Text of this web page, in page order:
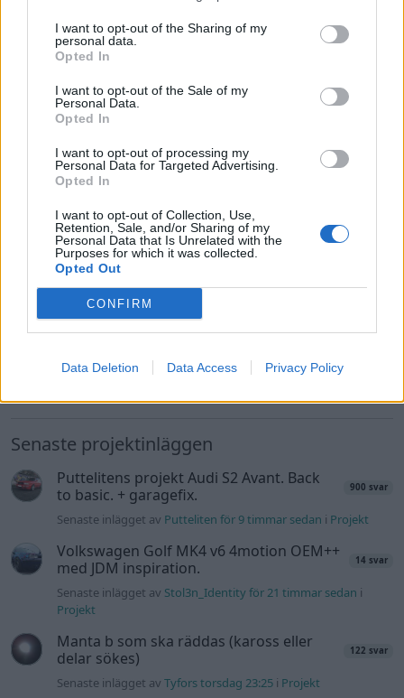
I want to opt-out of the Sharing of my
personal data.
Opted In
I want to opt-out of the Sale of my
Personal Data.
Opted In
I want to opt-out of processing my
Personal Data for Targeted Advertising.
Opted In
I want to opt-out of Collection, Use,
Retention, Sale, and/or Sharing of my
Personal Data that Is Unrelated with the
Purposes for which it was collected.
Opted Out
CONFIRM
Data Deletion Data Access Privacy Policy
hybridbilar
Ni som kör HEV eller PHEV ? är ni nöjda?
Senaste inlägget av kaykay Igår 07:23 El- och hybridbilar
244 motorbyte till d5252t
(Avancerad)
Passat -13 2.0tdi DSG Växellåda bråkar
Senaste inlägget av The-GOAT torsdag 20:54
felsökning
Man man ha mindre ström till
Motorvärmare?
Senaste inlägget av
Inget bromstryck efter byte av bromsok
Senaste inlägget av jaka54 torsdag 09:48
Chassi, bromsar,
Senaste projektinläggen
Puttelitens projekt Audi S2 Avant. Back
to basic. + garagefix.
900 svar
Senaste inlägget av Putteliten för 9 timmar sedan i Projekt
Volkswagen Golf MK4 v6 4motion OEM++
med JDM inspiration.
14 svar
Senaste inlägget av Stol3n_Identity för 21 timmar sedan i
Projekt
Manta b som ska räddas (kaross eller
delar sökes)
122 svar
Senaste inlägget avTyfors torsdag 23:25 i Projekt